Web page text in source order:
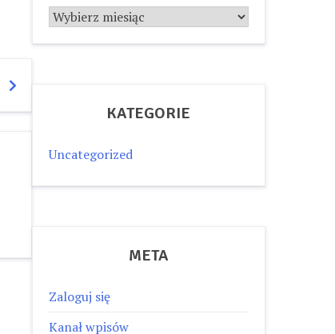
Archiwum
KATEGORIE
Uncategorized
META
Zaloguj się
Kanał wpisów